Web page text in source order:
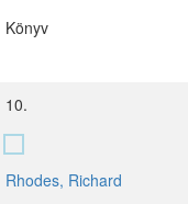
Könyv
10.
Rhodes, Richard